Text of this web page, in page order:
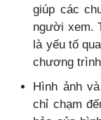
giúp các
người xem.
là yếu tố
chương
Hình ảnh
chỉ chạm